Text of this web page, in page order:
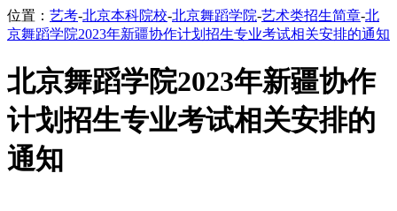
位置： 艺考-北京本科院校-北京舞蹈学院-艺术类招生简章-北
京舞蹈学院2023年新疆协作计划招生专业考试相关安排的通知
北京舞蹈学院2023年新疆协作
计划招生专业考试相关安排的
通知